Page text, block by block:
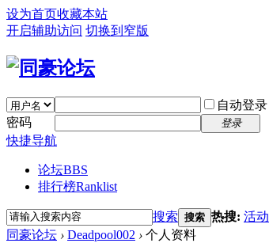
设为首页收藏本站
开启辅助访问 切换到窄版
自动登录
密码
登录
快捷导航
论坛BBS
排行榜Ranklist
搜索 搜索 热搜: 活动
同豪论坛 › Deadpool002 › 个人资料